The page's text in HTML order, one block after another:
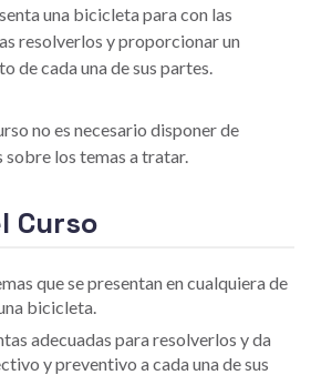
una bicicleta para con las
resolverlos y proporcionar un
de cada una de sus partes.
no es necesario disponer de
los temas a tratar.
Curso
que se presentan en cualquiera de
bicicleta.
adecuadas para resolverlos y da
y preventivo a cada una de sus